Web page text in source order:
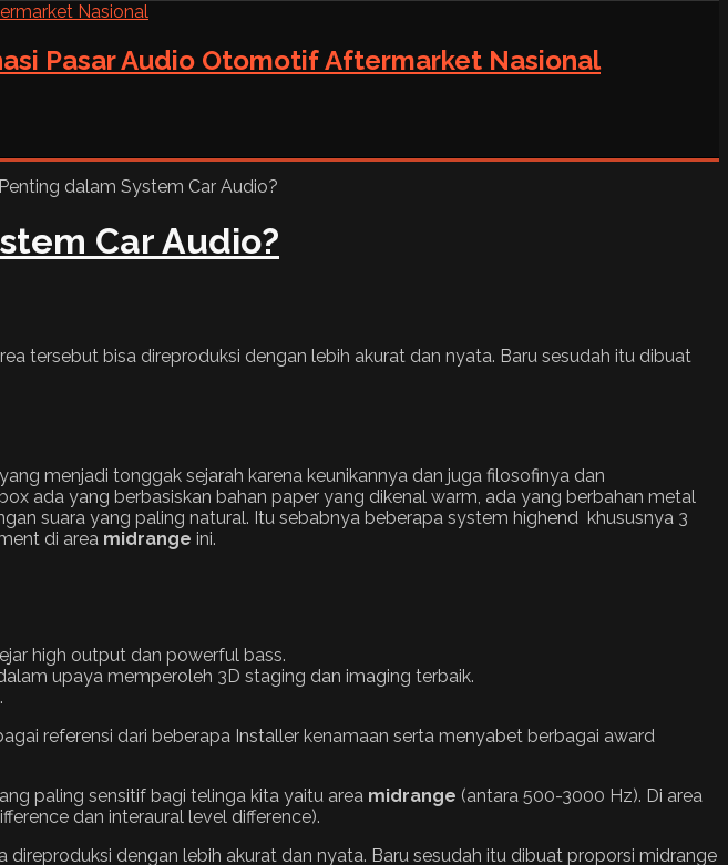
Pasar Audio Otomotif Aftermarket Nasional
Car Audio?
tersebut bisa direproduksi dengan lebih akurat dan nyata. Baru sesudah itu dibuat
menjadi tonggak sejarah karena keunikannya dan juga filosofinya dan
ada yang berbasiskan bahan paper yang dikenal warm, ada yang berbahan metal
suara yang paling natural. Itu sebabnya beberapa system highend khususnya 3
di area midrange ini.
high output dan powerful bass.
upaya memperoleh 3D staging dan imaging terbaik.
referensi dari beberapa Installer kenamaan serta menyabet berbagai award
paling sensitif bagi telinga kita yaitu area midrange (antara 500-3000 Hz). Di area
dan interaural level difference).
dengan lebih akurat dan nyata. Baru sesudah itu dibuat proporsi midrange